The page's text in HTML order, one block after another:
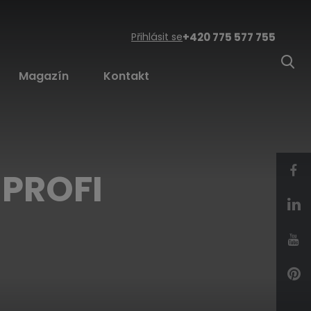
+420 775 577 755
Přihlásit se
Magazín Kontakt